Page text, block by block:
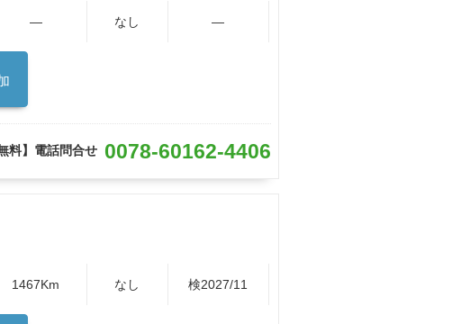
― なし ―
無料】電話問合せ 0078-60162-4406
1467Km なし 検2027/11